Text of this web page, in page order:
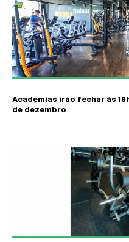
Academias irão fechar às
de dezembro